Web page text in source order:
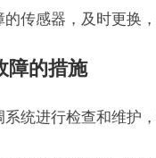
传感器，及时更换
障的措施
统进行检查和维护